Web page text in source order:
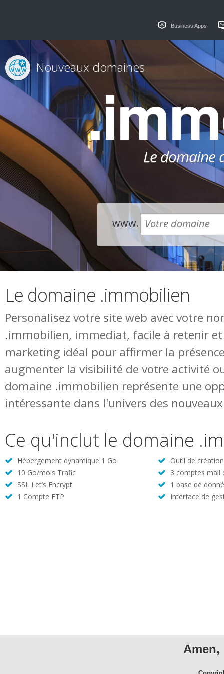
Business Apps
Le domaine
Nouveaux domaines
www.
Le domaine .immobilien
Personalisez votre site web avec votre
.immobilien, immediat, facile à retenir
marketing idéal pour affirmer la
augmenter la visibilité de votre activité
domaine .immobilien représente une
intéressante dans l'univers des
Ce qu'inclut le domaine
Hébergement dynamique 1 Go
Outil de
10 Go/mois Trafic
3 comptes mail
SSL Let’s Encrypt
1 base de
1 Compte FTP
Interface de